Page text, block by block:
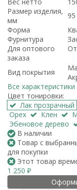
Размер изделия,
мм
Форма
Фурнитура
Для оптового
заказа
Вид покрытия
Все характеристики
Цвет тонировки:
Лак прозрачный
Орех
Клен
Эбеновое дерево
В наличии
Товар с
для покупки
Этот товар
1 250 ₽